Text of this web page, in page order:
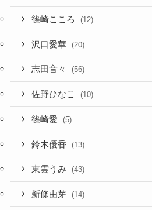
篠崎こころ (12)
沢口愛華 (20)
志田音々 (56)
佐野ひなこ (10)
篠崎愛 (5)
鈴木優香 (13)
東雲うみ (43)
新條由芽 (14)